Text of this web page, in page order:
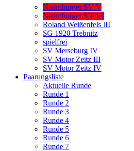
Naumburger SV V
Naumburger SV VI
Roland Weißenfels III
SG 1920 Trebnitz
spielfrei
SV Merseburg IV
SV Motor Zeitz III
SV Motor Zeitz IV
Paarungsliste
Aktuelle Runde
Runde 1
Runde 2
Runde 3
Runde 4
Runde 5
Runde 6
Runde 7